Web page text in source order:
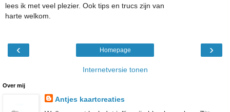
lees ik met veel plezier. Ook tips en trucs zijn van
harte welkom.
‹ ›
Homepage
Internetversie tonen
Over mij
Antjes kaartcreaties